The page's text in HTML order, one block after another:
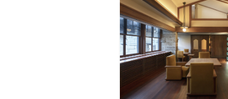
特に「ヨコスカ」のカタカナ
だけの限定コンテンツです。
ら遊歩道を散策し、お気に入
探すのも楽しみのひとつ。
手に、光と海のアート・ワ
切り取っても絵になるこの場
カメラロールを「最高の一枚